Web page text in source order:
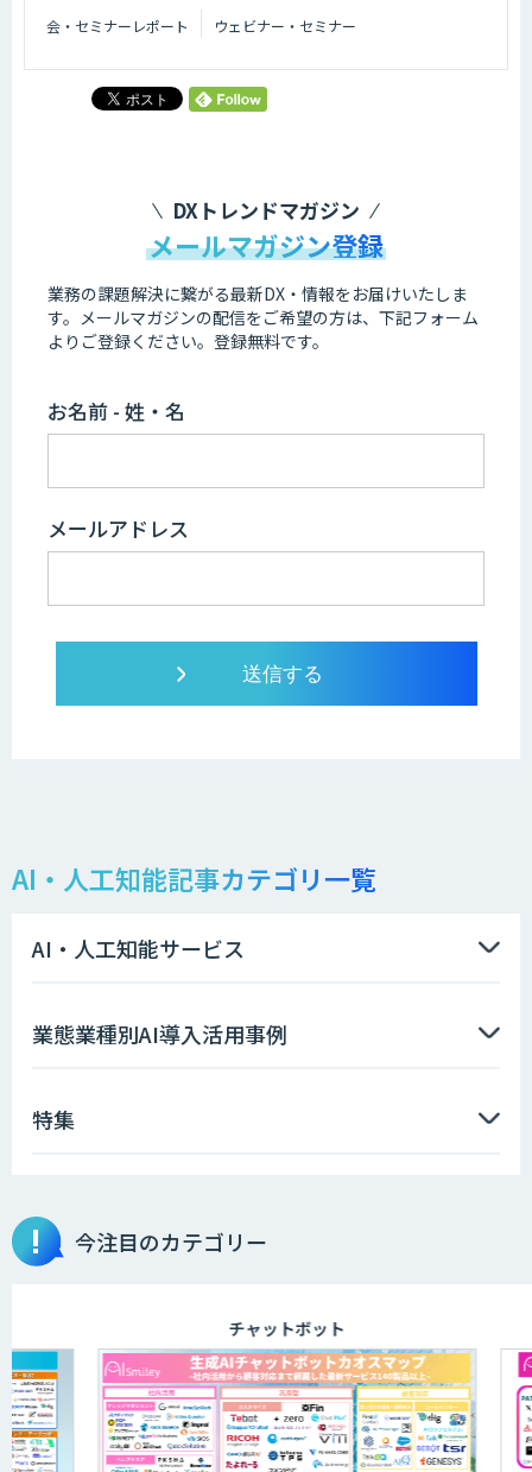
会・セミナーレポート
ウェビナー・セミナー
DXトレンドマガジン
メールマガジン登録
業務の課題解決に繋がる最新DX・情報をお届けいたしま
す。 メールマガジンの配信をご希望の方は、下記フォーム
よりご登録ください。登録無料です。
お名前 - 姓・名
メールアドレス
AI・人工知能記事カテゴリ一覧
AI・人工知能サービス
業態業種別AI導入活用事例
特集
今注目のカテゴリー
チャットボット